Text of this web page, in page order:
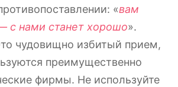
«вам
с нами станет хорошо».
чудовищно избитый прием,
преимущественно
фирмы. Не используйте